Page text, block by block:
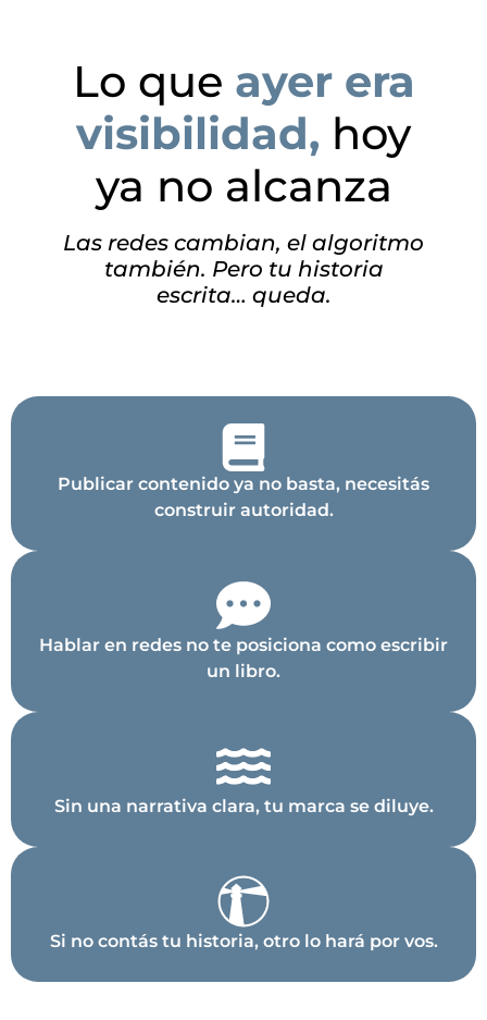
Lo que ayer era
visibilidad, hoy
ya no alcanza
Las redes cambian, el algoritmo
también. Pero tu historia
escrita… queda.
Publicar contenido ya no basta, necesitás
construir autoridad.
Hablar en redes no te posiciona como escribir
un libro.
Sin una narrativa clara, tu marca se diluye.
Si no contás tu historia, otro lo hará por vos.